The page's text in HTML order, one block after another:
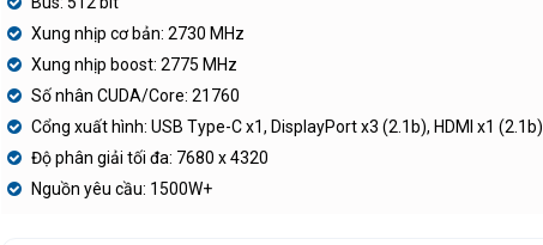
Xung nhịp cơ bản: 2730 MHz
Xung nhịp boost: 2775 MHz
Số nhân CUDA/Core: 21760
Cổng xuất hình: USB Type-C x1, DisplayPort x3 (2.1b), HDMI x1 (2.1b)
Độ phân giải tối đa: 7680 x 4320
Nguồn yêu cầu: 1500W+